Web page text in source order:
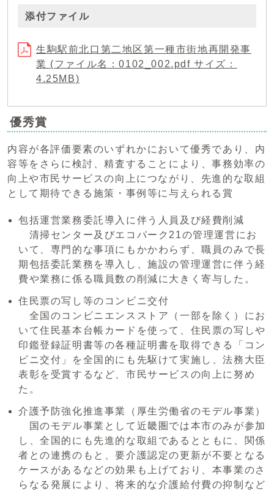
添付ファイル
生駒駅前北口第二地区第一種市街地再開発事
業 (ファイル名：0102_002.pdf サイズ：
4.25MB)
優秀賞
内容が各評価要素のいずれかにおいて優秀であり、内
容等をさらに検討、精査することにより、事務効率の
向上や市民サービスの向上につながり、先進的な取組
として期待できる施策・事例等に与えられる賞
包括運営業務委託導入に伴う人員及び経費削減
清掃センター及びエコパーク21の管理運営にお
いて、専門的な事項にもかかわらず、職員のみで長
期包括委託業務を導入し、施設の管理運営に伴う経
費や業務に係る職員数の削減に大きく寄与した。
住民票の写し等のコンビニ交付
全国のコンビニエンスストア（一部を除く）にお
いて住民基本台帳カードを使って、住民票の写しや
印鑑登録証明書等の各種証明書を取得できる「コン
ビニ交付」を全国的にも先駆けて実施し、法務大臣
表彰を受賞するなど、市民サービスの向上に努め
た。
介護予防強化推進事業（厚生労働省のモデル事業）
国のモデル事業として近畿圏では本市のみが参加
し、全国的にも先進的な取組であるとともに、関係
者との連携のもと、要介護認定の更新が不要となる
ケースがあるなどの効果も上げており、本事業のさ
らなる発展により、将来的な介護給付費の抑制など